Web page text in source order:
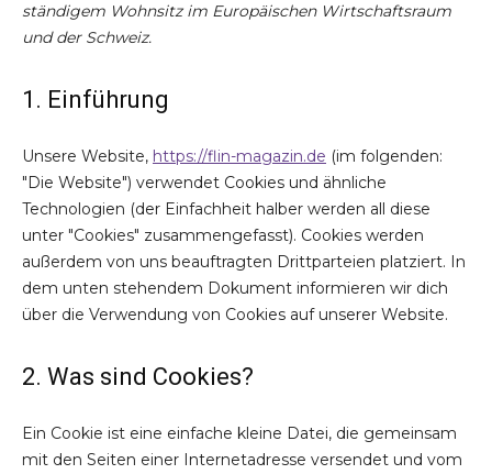
ständigem Wohnsitz im Europäischen Wirtschaftsraum
und der Schweiz.
1. Einführung
Unsere Website, https://flin-magazin.de (im folgenden:
"Die Website") verwendet Cookies und ähnliche
Technologien (der Einfachheit halber werden all diese
unter "Cookies" zusammengefasst). Cookies werden
außerdem von uns beauftragten Drittparteien platziert. In
dem unten stehendem Dokument informieren wir dich
über die Verwendung von Cookies auf unserer Website.
2. Was sind Cookies?
Ein Cookie ist eine einfache kleine Datei, die gemeinsam
mit den Seiten einer Internetadresse versendet und vom